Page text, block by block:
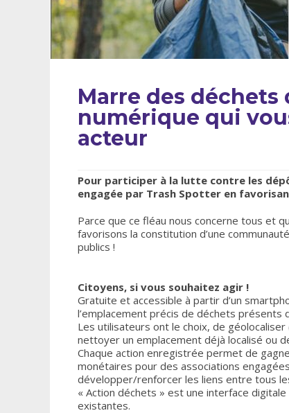
Marre des
numérique qui
acteur
Pour participer à la lutte contre les
engagée par Trash Spotter en
Parce que ce fléau nous concerne tous et
favorisons la constitution d’une
publics !
Citoyens, si vous souhaitez agir !
Gratuite et accessible à partir d’un
l’emplacement précis de déchets présents
Les utilisateurs ont le choix, de
nettoyer un emplacement déjà localisé ou
Chaque action enregistrée permet de
monétaires pour des associations
développer/renforcer les liens entre tous
« Action déchets » est une interface
existantes.